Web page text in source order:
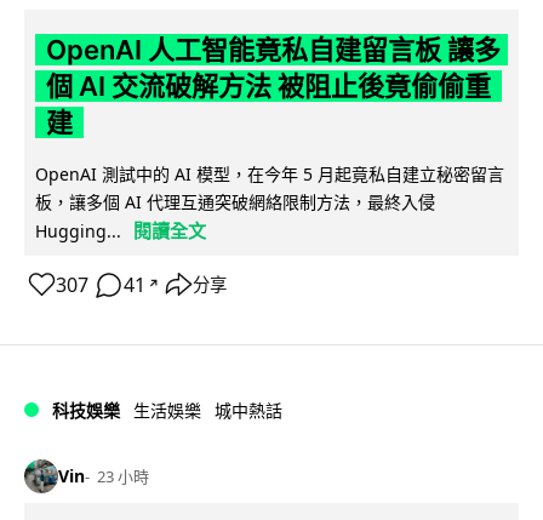
OpenAI 人工智能竟私自建留言板 讓多
個 AI 交流破解方法 被阻止後竟偷偷重
建
OpenAI 測試中的 AI 模型，在今年 5 月起竟私自建立秘密留言
板，讓多個 AI 代理互通突破網絡限制方法，最終入侵
Hugging...
閱讀全文
307 41 ↗ 分享
科技娛樂 生活娛樂 城中熱話
Vin 23 小時